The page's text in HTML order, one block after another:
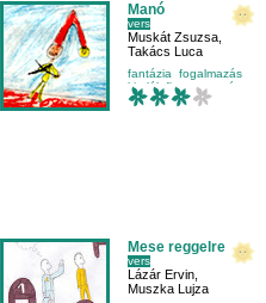
Manó
vers
Muskát Zsuzsa
Takács Luca
fantázia
fogalmazás
kitalált figura
manó
Mese reggelre
vers
Lázár Ervin
Muszka Lujza